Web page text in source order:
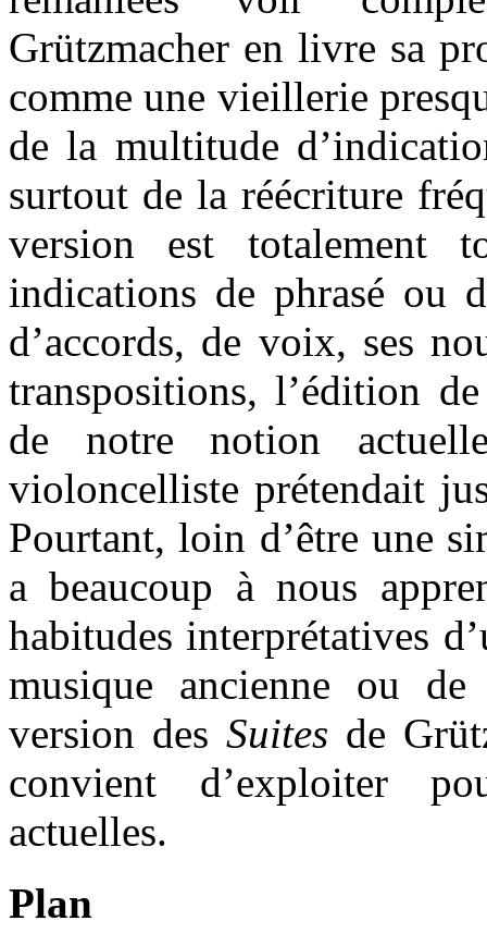
Grützmacher en livre sa
comme une vieillerie
de la multitude
surtout de la réécriture
version est totalement
indications de phrasé ou
d’accords, de voix, ses
transpositions, l’édition
de notre notion
violoncelliste prétendait
Pourtant, loin d’être une
a beaucoup à nous
habitudes interprétatives
musique ancienne ou
version des Suites de
convient d’exploiter
actuelles.
Plan